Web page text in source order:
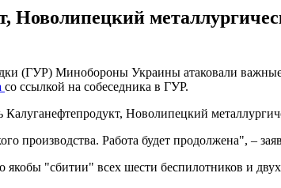
Новолипецкий
(ГУР) Минобороны Украины атаковали
со ссылкой на собеседника в ГУР.
Калуганефтепродукт, Новолипецкий
Работа будет продолжена", –
"сбитии" всех шести беспилотников и